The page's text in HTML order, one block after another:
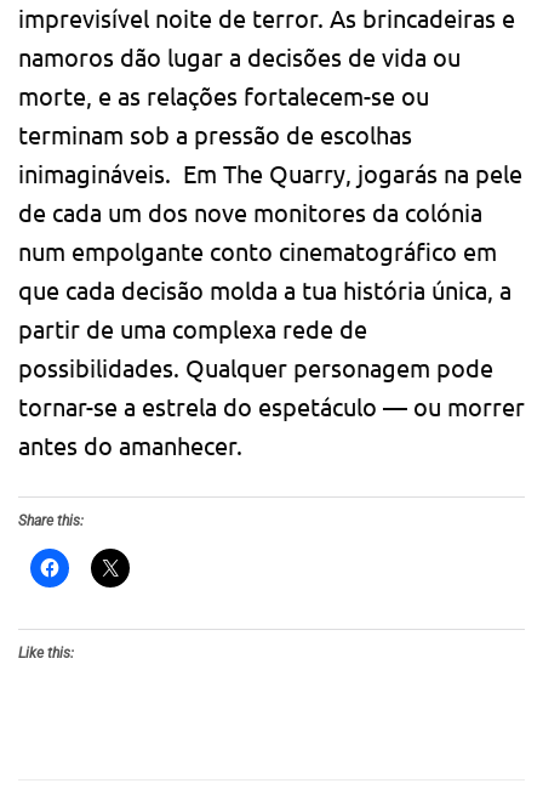
imprevisível noite de terror. As brincadeiras e
namoros dão lugar a decisões de vida ou
morte, e as relações fortalecem-se ou
terminam sob a pressão de escolhas
inimagináveis. Em The Quarry, jogarás na pele
de cada um dos nove monitores da colónia
num empolgante conto cinematográfico em
que cada decisão molda a tua história única, a
partir de uma complexa rede de
possibilidades. Qualquer personagem pode
tornar-se a estrela do espetáculo — ou morrer
antes do amanhecer.
Share this:
Like this: